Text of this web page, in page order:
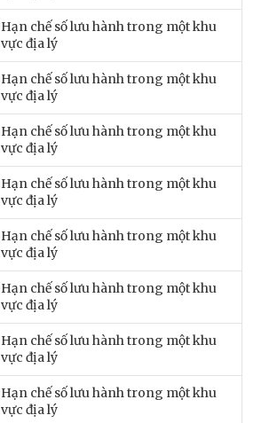
Hạn chế số lưu hành trong một khu
vực địa lý
Hạn chế số lưu hành trong một khu
vực địa lý
Hạn chế số lưu hành trong một khu
vực địa lý
Hạn chế số lưu hành trong một khu
vực địa lý
Hạn chế số lưu hành trong một khu
vực địa lý
Hạn chế số lưu hành trong một khu
vực địa lý
Hạn chế số lưu hành trong một khu
vực địa lý
Hạn chế số lưu hành trong một khu
vực địa lý